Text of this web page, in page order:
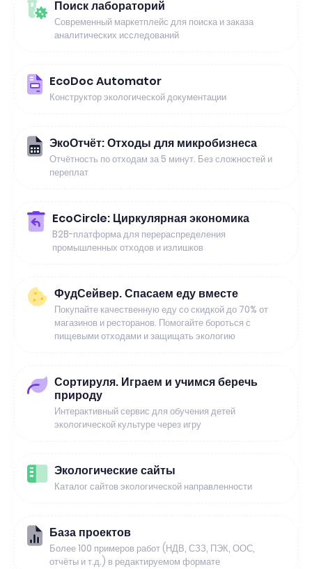
Поиск лабораторий
Современный маркетплейс для поиска и заказа
аналитических исследований
EcoDoc Automator
Конструктор экологической документации
ЭкоОтчёт: Отходы для микробизнеса
Отчётность по отходам за 5 минут. Без сложностей и
переплат
EcoCircle: Циркулярная экономика
B2B-платформа для перераспределения
промышленных отходов и излишков
ФудСейвер. Спасаем еду вместе
Покупайте качественную еду со скидкой до 70% от
магазинов и ресторанов. Помогайте бороться с
пищевыми отходами и защищать экологию
Сортируля. Играем и учимся беречь
природу
Интерактивный сервис для обучения детей
экологической культуре через игру
Экологические сайты
Каталог сайтов экологической направленности
База проектов
Более 100 примеров работ (НДВ, СЗЗ, ПЭК, ООС,
отчёты и т.д.) в редактируемом формате